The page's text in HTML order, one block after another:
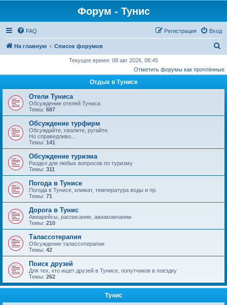
Форум - Тунис
FAQ Вход
Регистрация
На главную Список форумов
и
Текущее время: 08 авг 2026, 08:45
Отметить форумы как прочтённые
Отдых в Тунисе
Отели Туниса
Обсуждение отелей Туниса
Темы: 687
Обсуждение турфирм
Обсуждайте, хвалите, ругайте.
Но справедливо...
Темы: 141
Обсуждение туризма
Раздел для любых вопросов по туризму
Темы: 311
Погода в Тунисе
Погода в Тунисе, климат, температура воды и пр.
Темы: 71
Дорога в Тунис
Авиарейсы, расписание, авиакомпании
Темы: 210
Талассотерапия
Обсуждение талассотерапии
Темы: 42
Поиск друзей
Для тех, кто ищет друзей в Тунисе, попутчиков в поездку
Темы: 262
Тунис